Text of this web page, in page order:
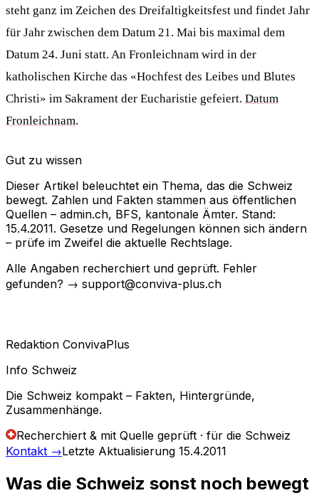
steht ganz im Zeichen des Dreifaltigkeitsfest und findet Jahr
für Jahr zwischen dem Datum 21. Mai bis maximal dem
Datum 24. Juni statt. An Fronleichnam wird in der
katholischen Kirche das «Hochfest des Leibes und Blutes
Christi» im Sakrament der Eucharistie gefeiert. Datum
Fronleichnam.
Gut zu wissen
Dieser Artikel beleuchtet ein Thema, das die Schweiz
bewegt. Zahlen und Fakten stammen aus öffentlichen
Quellen – admin.ch, BFS, kantonale Ämter. Stand:
15.4.2011. Gesetze und Regelungen können sich ändern
– prüfe im Zweifel die aktuelle Rechtslage.
Alle Angaben recherchiert und geprüft. Fehler
gefunden? → support@conviva-plus.ch
Redaktion ConvivaPlus
Info Schweiz
Die Schweiz kompakt – Fakten, Hintergründe,
Zusammenhänge.
Recherchiert & mit Quelle geprüft · für die Schweiz
Kontakt →Letzte Aktualisierung 15.4.2011
Was die Schweiz sonst noch bewegt